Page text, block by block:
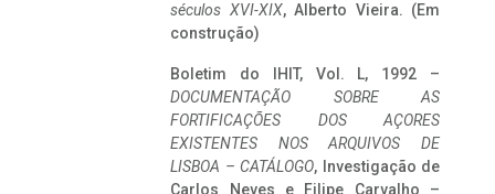
séculos XVI-XIX, Alberto Vieira. (Em
construção)
Boletim do IHIT, Vol. L, 1992 –
DOCUMENTAÇÃO SOBRE AS
FORTIFICAÇÕES DOS AÇORES
EXISTENTES NOS ARQUIVOS DE
LISBOA – CATÁLOGO, Investigação de
Carlos Neves e Filipe Carvalho –